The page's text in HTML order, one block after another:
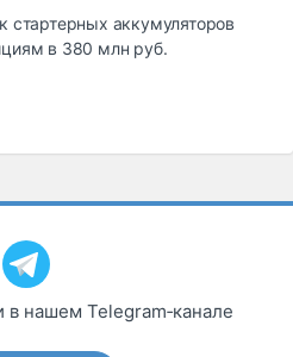
стартерных аккумуляторов
в 380 млн руб.
в нашем Telegram‑канале